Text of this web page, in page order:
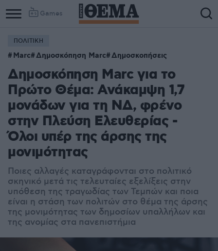
Games
ΠΟΛΙΤΙΚΗ
Marc Δημοσκόπηση Marc Δημοσκοπήσεις
Δημοσκόπηση Marc για το
Πρώτο Θέμα: Ανάκαμψη 1,7
μονάδων για τη ΝΔ, φρένο
στην Πλεύση Ελευθερίας -
Όλοι υπέρ της άρσης της
μονιμότητας
Ποιες αλλαγές καταγράφονται στο πολιτικό
σκηνικό μετά τις τελευταίες εξελίξεις στην
υπόθεση της τραγωδίας των Τεμπών και ποια
είναι η στάση των πολιτών στο θέμα της άρσης
της μονιμότητας των δημοσίων υπαλλήλων και
της ανομίας στα πανεπιστήμια